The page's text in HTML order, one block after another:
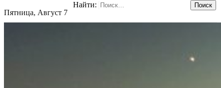
Пятница, Август 7
Найти: